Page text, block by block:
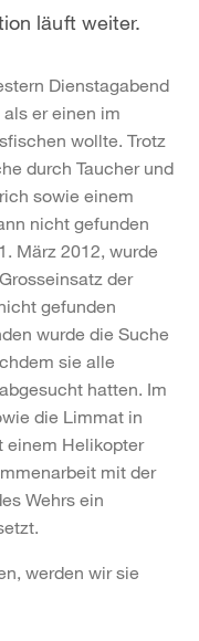
läuft weiter.
Dienstagabend
er einen im
wollte. Trotz
durch Taucher und
sowie einem
nicht gefunden
März 2012, wurde
der
gefunden
wurde die Suche
sie alle
hatten. Im
die Limmat in
einem Helikopter
mit der
Wehrs ein
werden wir sie